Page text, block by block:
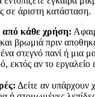
σε άριστη κατάσταση.
από κάθε χρήση:
βρωμιά πριν
στεγνό πανί ή μια
εκτός αν το εργαλείο
Δείτε αν υπάρχουν